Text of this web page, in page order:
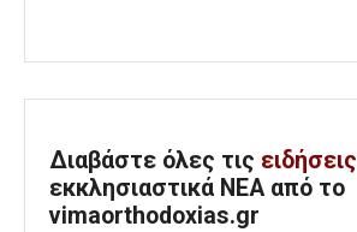
Διαβάστε όλες τις ειδήσεις
εκκλησιαστικά ΝΕΑ από το
vimaorthodoxias.gr